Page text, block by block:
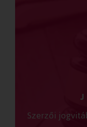
Szerzői